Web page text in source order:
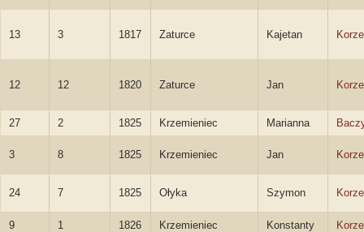
13 3 1817 Zaturce Kajetan
12 12 1820 Zaturce Jan
27 2 1825 Krzemieniec Marianna
3 8 1825 Krzemieniec Jan
24 7 1825 Ołyka Szymon
9 1 1826 Krzemieniec Konstanty